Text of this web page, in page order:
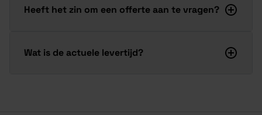
Heeft het zin om een offerte aan te vragen?
Wat is de actuele levertijd?